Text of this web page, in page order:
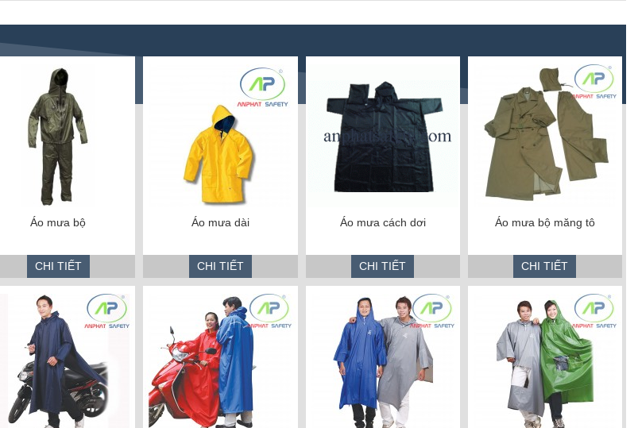
Áo mưa bộ
CHI TIẾT
Áo mưa dài
CHI TIẾT
Áo mưa cách dơi
CHI TIẾT
Áo mưa bộ măng tô
CHI TIẾT